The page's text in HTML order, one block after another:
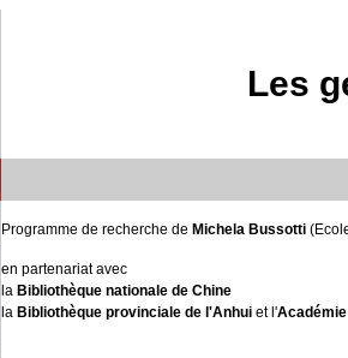
Les
Programme de recherche de Michela Bussotti
en partenariat avec
la Bibliothèque nationale de Chine
la Bibliothèque provinciale de l'Anhui et l'